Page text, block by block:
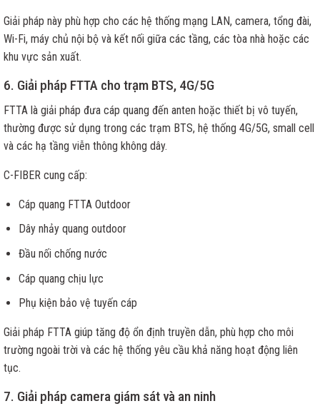
Giải pháp này phù hợp cho các hệ thống mạng LAN, camera, tổng đài,
Wi-Fi, máy chủ nội bộ và kết nối giữa các tầng, các tòa nhà hoặc các
khu vực sản xuất.
6. Giải pháp FTTA cho trạm BTS, 4G/5G
FTTA là giải pháp đưa cáp quang đến anten hoặc thiết bị vô tuyến,
thường được sử dụng trong các trạm BTS, hệ thống 4G/5G, small cell
và các hạ tầng viễn thông không dây.
C-FIBER cung cấp:
Cáp quang FTTA Outdoor
Dây nhảy quang outdoor
Đầu nối chống nước
Cáp quang chịu lực
Phụ kiện bảo vệ tuyến cáp
Giải pháp FTTA giúp tăng độ ổn định truyền dẫn, phù hợp cho môi
trường ngoài trời và các hệ thống yêu cầu khả năng hoạt động liên
tục.
7. Giải pháp camera giám sát và an ninh